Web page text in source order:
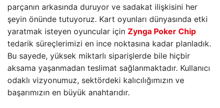
parçanın arkasında duruyor ve sadakat ilişkisini her
şeyin önünde tutuyoruz. Kart oyunları dünyasında etki
yaratmak isteyen oyuncular için Zynga Poker Chip
tedarik süreçlerimizi en ince noktasına kadar planladık.
Bu sayede, yüksek miktarlı siparişlerde bile hiçbir
aksama yaşanmadan teslimat sağlanmaktadır. Kullanıcı
odaklı vizyonumuz, sektördeki kalıcılığımızın ve
başarımızın en büyük anahtarıdır.